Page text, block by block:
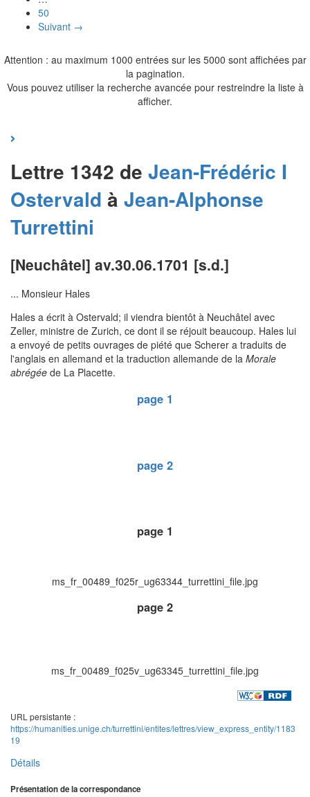
50
Suivant →
Attention : au maximum 1000 entrées sur les 5000 sont affichées par
la pagination.
Vous pouvez utiliser la recherche avancée pour restreindre la liste à
afficher.
Lettre 1342 de Jean-Frédéric I
Ostervald à Jean-Alphonse
Turrettini
[Neuchâtel] av.30.06.1701 [s.d.]
... Monsieur Hales
Hales a écrit à Ostervald; il viendra bientôt à Neuchâtel avec
Zeller, ministre de Zurich, ce dont il se réjouit beaucoup. Hales lui
a envoyé de petits ouvrages de piété que Scherer a traduits de
l'anglais en allemand et la traduction allemande de la Morale
abrégée de La Placette.
page 1
page 2
page 1
ms_fr_00489_f025r_ug63344_turrettini_file.jpg
page 2
ms_fr_00489_f025v_ug63345_turrettini_file.jpg
URL persistante :
https://humanities.unige.ch/turrettini/entites/lettres/view_express_entity/1183
19
Détails
Présentation de la correspondance